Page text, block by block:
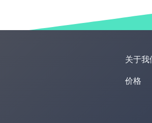
关于我
价格